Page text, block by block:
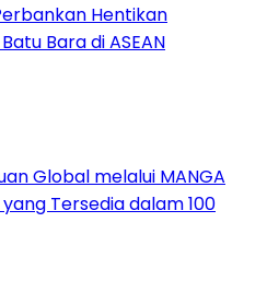
Hentikan
Bara di ASEAN
Global melalui MANGA
Tersedia dalam 100